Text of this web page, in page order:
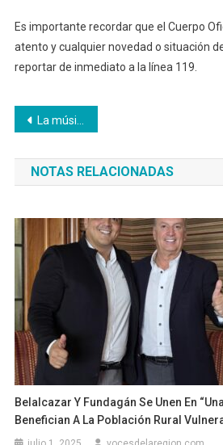
Es importante recordar que el Cuerpo
atento y cualquier novedad o situación
reportar de inmediato a la línea 119.
Navegación
de
entradas
La música estudiantil volverá a sonar en Caldas con el Concurso Departamental de Bandas ‘Hernán Bedoya Serna’ que se desarrollará en agosto
NOTAS RELACIONADAS
Belalcazar Y Fundagán Se Unen En
Benefician A La Población Rural